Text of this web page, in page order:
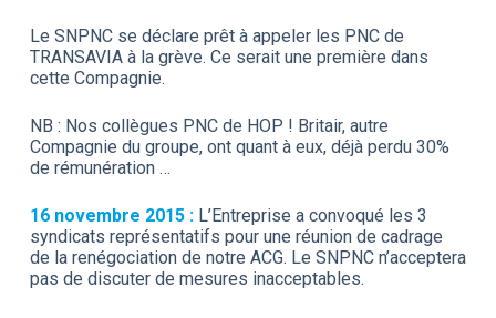
Le SNPNC se déclare prêt à appeler les PNC de
TRANSAVIA à la grève. Ce serait une première dans
cette Compagnie.
NB : Nos collègues PNC de HOP ! Britair, autre
Compagnie du groupe, ont quant à eux, déjà perdu 30%
de rémunération …
16 novembre 2015 :L’Entreprise a convoqué les 3
syndicats représentatifs pour une réunion de cadrage
de la renégociation de notre ACG. Le SNPNC n’acceptera
pas de discuter de mesures inacceptables.